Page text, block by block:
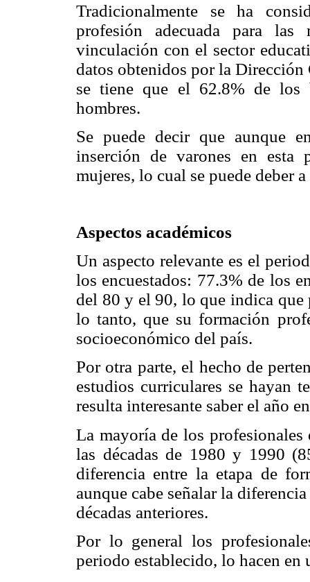
Tradicionalmente se ha
profesión adecuada para
vinculación con el sector
datos obtenidos por la Dirección
se tiene que el 62.8% de los
hombres.
Se puede decir que aunque
inserción de varones en esta
mujeres, lo cual se puede deber
Aspectos académicos
Un aspecto relevante es el
los encuestados: 77.3% de los
del 80 y el 90, lo que indica que
lo tanto, que su formación
socioeconómico del país.
Por otra parte, el hecho de
estudios curriculares se hayan
resulta interesante saber el año
La mayoría de los profesionales
las décadas de 1980 y 1990
diferencia entre la etapa de
aunque cabe señalar la
décadas anteriores.
Por lo general los
periodo establecido, lo hacen en